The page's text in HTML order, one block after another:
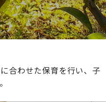
合わせた保育を行い、子